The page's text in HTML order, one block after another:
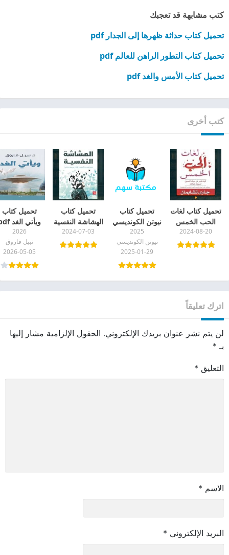
كتب مشابهة قد تعجبك
تحميل كتاب حداثة ظهرها إلى الجدار pdf
تحميل كتاب التطور الراهن للعالم pdf
تحميل كتاب الأمس والغد pdf
كتب أخرى
تحميل كتاب لغات
الحب الخمس
PDF مجانًا برابط
مباشر
2024-08-20
تحميل كتاب
نيوتن الكونديسي
للثراء السريع
pdf
2025
نيوتن الكونديسي
2025-01-29
تحميل كتاب
الهشاشة النفسية
pdf
2024-07-03
تحميل كتاب
ويأتي الغد pdf
2026
نبيل فاروق
2026-05-05
اترك تعليقاً
لن يتم نشر عنوان بريدك الإلكتروني. الحقول الإلزامية مشار إليها
بـ *
التعليق *
الاسم *
البريد الإلكتروني *